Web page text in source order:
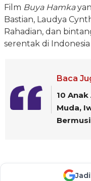
Film Buya Hamka
Bastian, Laudya
Rahadian, dan
serentak di
Baca
10
Muda,